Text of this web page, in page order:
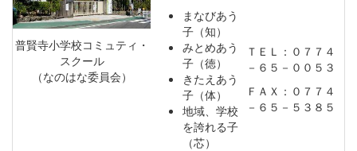
普賢寺小学校コミュティ・
スクール
（なのはな委員会）
まなびあう
子（知）
みとめあう
子（徳）
きたえあう
子（体）
地域、学校
を誇れる子
（芯）
ＴＥＬ：０７７４
－６５－００５３
ＦＡＸ：０７７４
－６５－５３８５